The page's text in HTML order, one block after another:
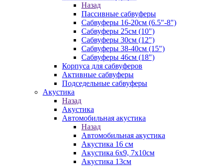
Назад
Пассивные сабвуферы
Сабвуферы 16-20см (6.5"-8")
Сабвуферы 25см (10")
Сабвуферы 30см (12")
Сабвуферы 38-40см (15")
Сабвуферы 46см (18")
Корпуса для сабвуферов
Активные сабвуферы
Подседельные сабвуферы
Акустика
Назад
Акустика
Автомобильная акустика
Назад
Автомобильная акустика
Акустика 16 см
Акустика 6х9, 7х10см
Акустика 13см